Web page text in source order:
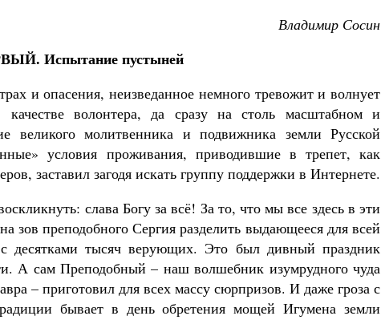
Владимир Сосин
Испытание пустыней
и опасения, неизведанное немного тревожит и волнует
волонтера, да сразу на столь масштабном и
великого молитвенника и подвижника земли Русской
условия проживания, приводившие в трепет, как
заставил загодя искать группу поддержки в Интернете.
слава Богу за всё! За то, что мы все здесь в эти
зов преподобного Сергия разделить выдающееся для всей
десятками тысяч верующих. Это был дивный праздник
А сам Преподобный – наш волшебник изумрудного чуда
– приготовил для всех массу сюрпризов. И даже гроза с
бывает в день обретения мощей Игумена земли